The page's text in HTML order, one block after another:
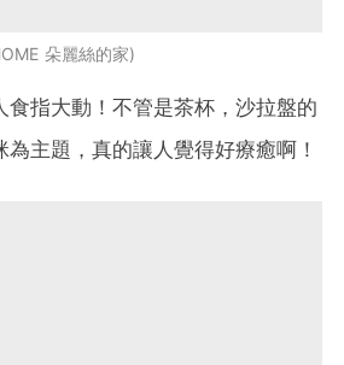
朵麗絲的家
食指大動！不管是茶杯，沙拉盤的
主題，真的讓人覺得好療癒啊！